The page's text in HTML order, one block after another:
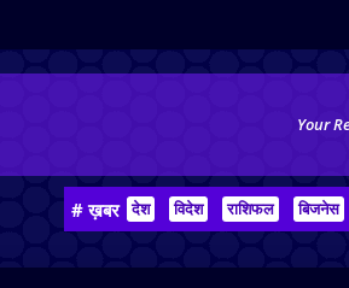
Your
# ख़बर देश विदेश राशिफल बिजनेस